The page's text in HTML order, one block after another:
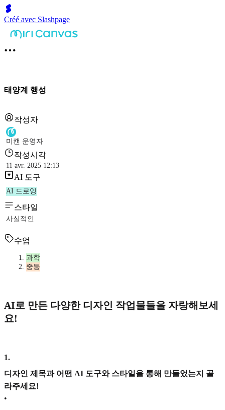
Créé avec Slashpage
태양계 행성
작성자
미캔 운영자
작성시각
11 avr. 2025 12:13
AI 도구
AI 드로잉
스타일
사실적인
수업
과학
중등
AI로 만든 다양한 디자인 작업물들을 자랑해보세
요!
1.
디자인 제목과 어떤 AI 도구와 스타일을 통해 만들었는지 골
라주세요!
•